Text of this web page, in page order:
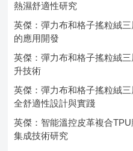
熱濕舒適性研究
英傑：彈力布和格子搖粒絨
的應用開發
英傑：彈力布和格子搖粒絨
升技術
英傑：彈力布和格子搖粒絨
全舒適性設計與實踐
英傑：智能溫控皮革複合
集成技術研究